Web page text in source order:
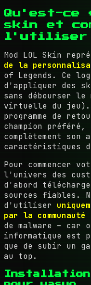
Qu'est-ce
skin et
l'utiliser
Mod LOL Skin
de la
of Legends. Ce
d'appliquer des
sans débourser le
virtuelle du
programme de
champion
complètement son
caractéristiques
Pour commencer
l'univers des
d'abord
sources fiables.
d'utiliser
par la communauté
de malware –
informatique est
que de subir un
au top.
Installation